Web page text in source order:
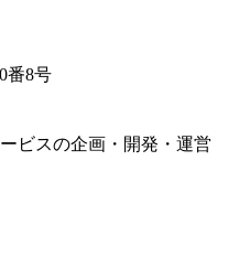
番8号
ビスの企画・開発・運営